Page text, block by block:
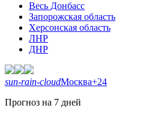
Весь Донбасс
Запорожская область
Херсонская область
ЛНР
ДНР
sun-rain-cloudМосква+24
Прогноз на 7 дней